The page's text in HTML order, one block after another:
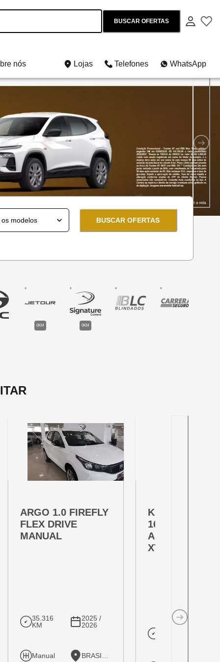
BUSCAR OFERTAS
nós Lojas Telefones WhatsApp
e usados
BUSCAR OFERTAS
0KM 0KM
ARGO 1.0 FIREFLY
FLEX DRIVE
MANUAL
35.316
KM
2025 /
2026
Manual
KICKS PLAY
16V
ADVANCE
XTRONIC